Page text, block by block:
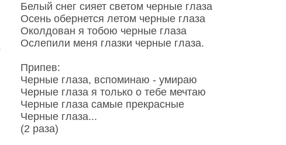
Белый снег сияет светом черные глаза
Осень обернется летом черные глаза
Околдован я тобою черные глаза
Ослепили меня глазки черные глаза.
Припев:
Черные глаза, вспоминаю - умираю
Черные глаза я только о тебе мечтаю
Черные глаза самые прекрасные
Черные глаза...
(2 раза)